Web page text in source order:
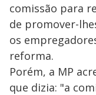
comissão para
de promover-
os
reforma.
Porém, a MP
que dizia: "a